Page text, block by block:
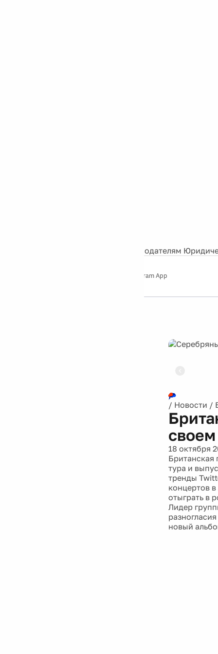
Рекламодателям
Telegram App
/ Новости /
18 октября
Британская
тура и
тренды
концертов
отыграть в
Лидер
новый